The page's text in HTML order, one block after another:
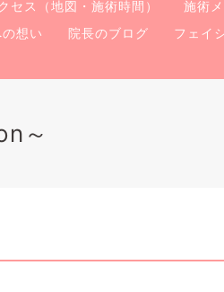
セス（地図・施術時間） 施術
想い 院長のブログ フェイ
～